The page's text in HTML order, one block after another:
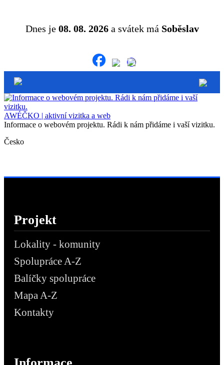
Dnes je 08. 08. 2026a svátek má Soběslav
AWÉČKO | aktivní vizitka a web
Informace o webovém projektu. Rádi k nám přidáme i vaší vizitku.
Česko
Projekt
Lokality - komunity
Spolupráce A-Z
Balíčky spolupráce
Mapa A-Z
Kontakty